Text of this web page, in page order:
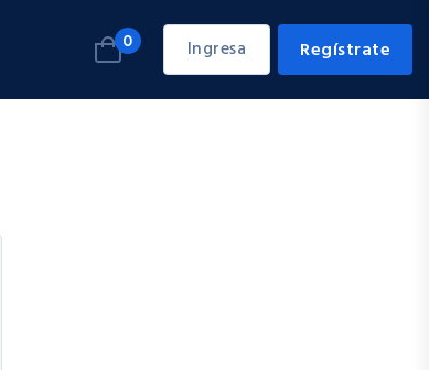
0 Ingresa Regístrate